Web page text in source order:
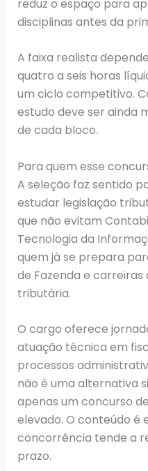
reduz o espaço para
disciplinas antes da
A faixa realista
quatro a seis horas
um ciclo competitivo.
estudo deve ser ainda
de cada bloco.
Para quem esse
A seleção faz sentido
estudar legislação
que não evitam
Tecnologia da
quem já se prepara
de Fazenda e
tributária.
O cargo oferece
atuação técnica em
processos
não é uma alternativa
apenas um concurso
elevado. O conteúdo é
concorrência tende a
prazo.